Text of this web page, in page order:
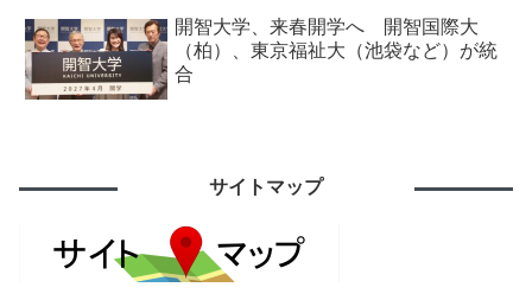
開智大学、来春開学へ 開智国際大
（柏）、東京福祉大（池袋など）が統
合
サイトマップ